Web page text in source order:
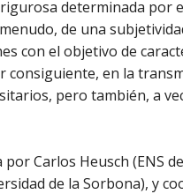
determinada por
de una
con el objetivo de
consiguiente, en la
pero también, a
Carlos Heusch (ENS
de la Sorbona), y